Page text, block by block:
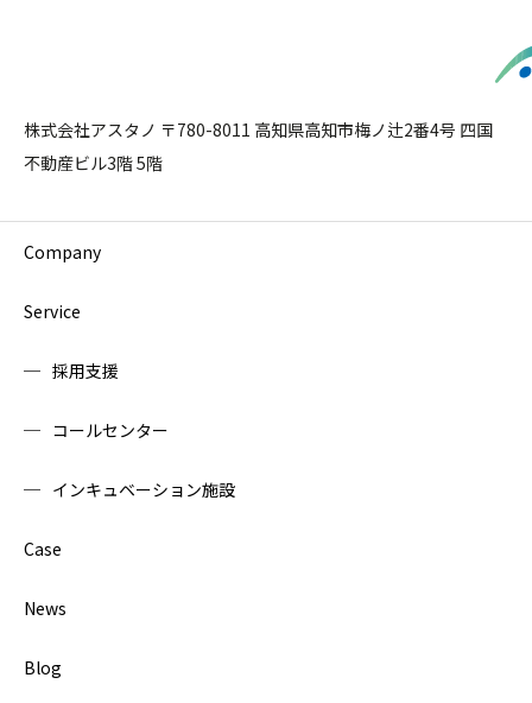
株式会社アスタノ 〒780-8011 高知県高知市梅ノ辻2番4号 四国
不動産ビル3階 5階
Company
Service
採用支援
コールセンター
インキュベーション施設
Case
News
Blog